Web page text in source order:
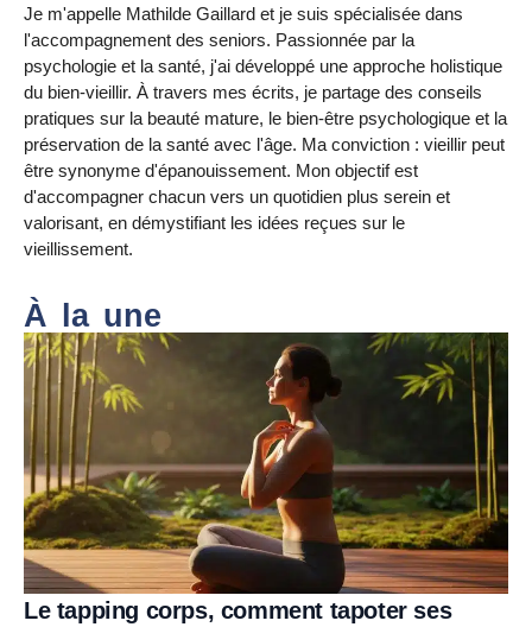
Je m'appelle Mathilde Gaillard et je suis spécialisée dans
l'accompagnement des seniors. Passionnée par la
psychologie et la santé, j'ai développé une approche holistique
du bien-vieillir. À travers mes écrits, je partage des conseils
pratiques sur la beauté mature, le bien-être psychologique et la
préservation de la santé avec l'âge. Ma conviction : vieillir peut
être synonyme d'épanouissement. Mon objectif est
d'accompagner chacun vers un quotidien plus serein et
valorisant, en démystifiant les idées reçues sur le
vieillissement.
À la une
Le tapping corps, comment tapoter ses